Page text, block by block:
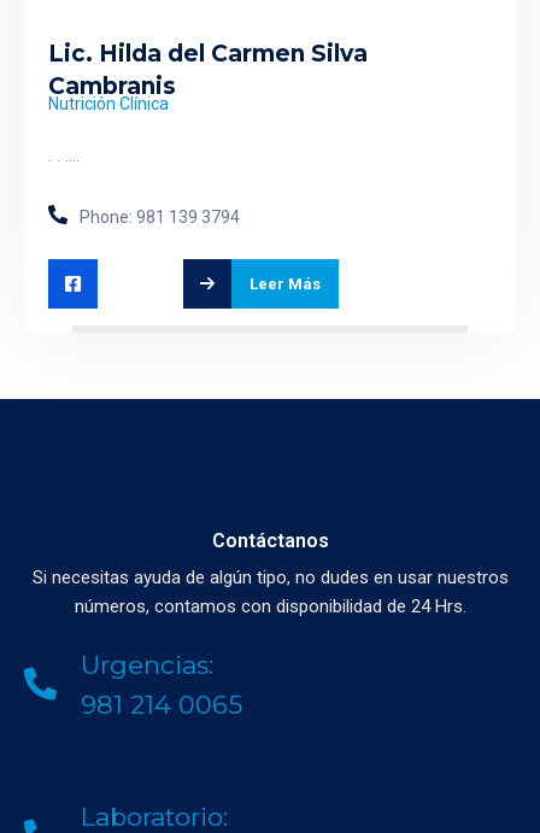
Lic. Hilda del Carmen Silva
Cambranis
Nutrición Clínica
Phone: 981 139 3794
Leer Más
Contáctanos
Si necesitas ayuda de algún tipo, no dudes en usar nuestros
números, contamos con disponibilidad de 24 Hrs.
Urgencias:
981 214 0065
Laboratorio: